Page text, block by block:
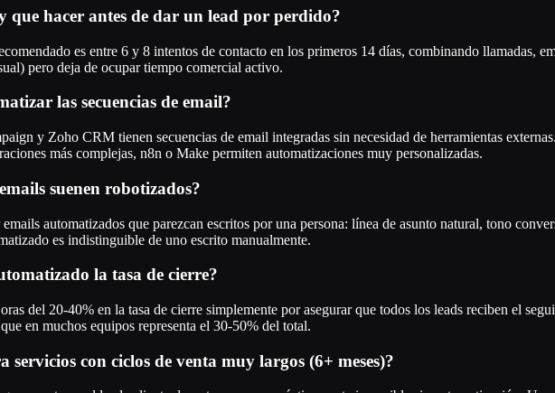
que hacer antes de dar un lead por perdido?
es entre 6 y 8 intentos de contacto en los primeros 14 días, combinando llamadas,
pero deja de ocupar tiempo comercial activo.
las secuencias de email?
y Zoho CRM tienen secuencias de email integradas sin necesidad de herramientas
más complejas, n8n o Make permiten automatizaciones muy personalizadas.
suenen robotizados?
automatizados que parezcan escritos por una persona: línea de asunto natural, tono
es indistinguible de uno escrito manualmente.
la tasa de cierre?
del 20-40% en la tasa de cierre simplemente por asegurar que todos los leads reciben el
en muchos equipos representa el 30-50% del total.
con ciclos de venta muy largos (6+ meses)?